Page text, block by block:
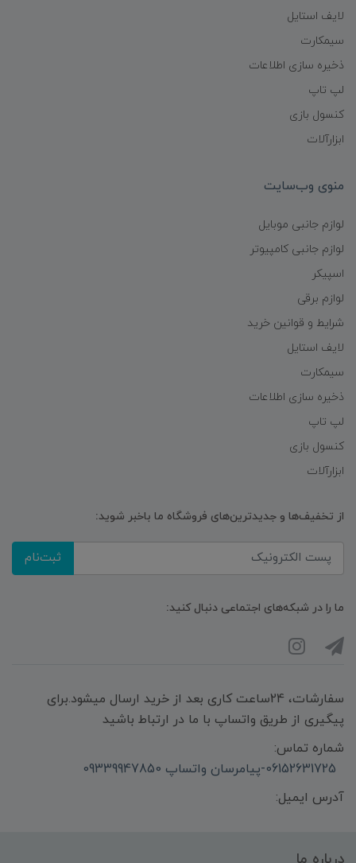
لایف استایل
سیمکارت
ذخیره سازی اطلاعات
لپ تاپ
کنسول بازی
ابزارآلات
منوی وب‌سایت
لوازم جانبی موبایل
لوازم جانبی کامپیوتر
اسپیکر
لوازم برقی
شرایط و قوانین خرید
لایف استایل
سیمکارت
ذخیره سازی اطلاعات
لپ تاپ
کنسول بازی
ابزارآلات
از تخفیف‌ها و جدیدترین‌های فروشگاه ما باخبر شوید:
ثبت‌نام
ما را در شبکه‌های اجتماعی دنبال کنید:
سفارشات، 24ساعت کاری بعد از خرید ارسال میشود.برای
پیگیری از طریق واتساپ با ما در ارتباط باشید
شماره تماس:
06152631725-پیامرسان واتساپ 09339947850
آدرس ایمیل: